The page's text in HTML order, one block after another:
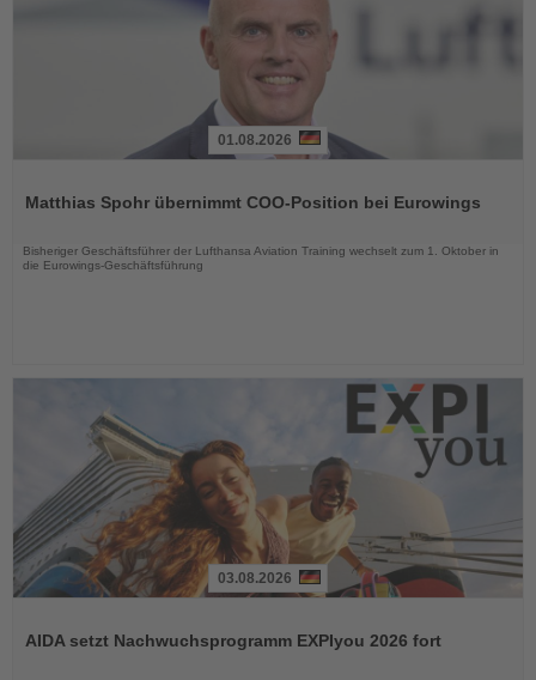
die
01.08.2026
Matthias Spohr übernimmt COO-Position bei Eurowings
Bisheriger Geschäftsführer der Lufthansa Aviation Training wechselt zum 1. Oktober in
die Eurowings-Geschäftsführung
die
03.08.2026
AIDA setzt Nachwuchsprogramm EXPIyou 2026 fort